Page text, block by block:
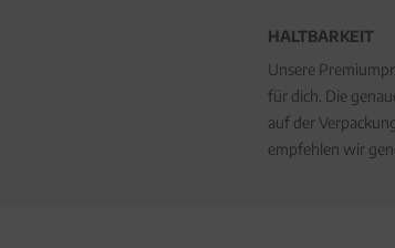
HALTBARKEIT
Unsere
für dich. Die
auf der
empfehlen wir